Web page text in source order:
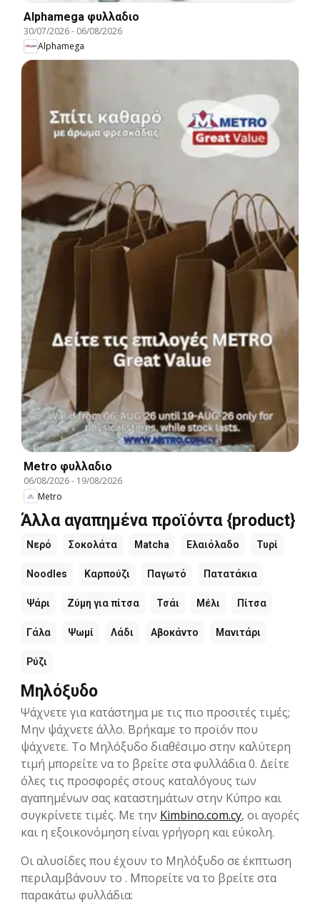
Alphamega φυλλαδιο
30/07/2026- 06/08/2026
Alphamega
Metro φυλλαδιο
06/08/2026- 19/08/2026
Metro
Άλλα αγαπημένα προϊόντα {product}
Νερό Σοκολάτα Matcha Ελαιόλαδο Τυρί
Noodles Καρπούζι Παγωτό Πατατάκια
Ψάρι Ζύμη για πίτσα Τσάι Μέλι Πίτσα
Γάλα Ψωμί Λάδι Αβοκάντο Μανιτάρι
Ρύζι
Μηλόξυδο
Ψάχνετε για κατάστημα με τις πιο προσιτές τιμές;
Μην ψάχνετε άλλο. Βρήκαμε το προϊόν που
ψάχνετε. Το Μηλόξυδο διαθέσιμο στην καλύτερη
τιμή μπορείτε να το βρείτε στα φυλλάδια 0. Δείτε
όλες τις προσφορές στους καταλόγους των
αγαπημένων σας καταστημάτων στην Kύπρο και
συγκρίνετε τιμές. Με την Kimbino.com.cy, οι αγορές
και η εξοικονόμηση είναι γρήγορη και εύκολη.
Οι αλυσίδες που έχουν το Μηλόξυδο σε έκπτωση
περιλαμβάνουν το . Μπορείτε να το βρείτε στα
παρακάτω φυλλάδια: